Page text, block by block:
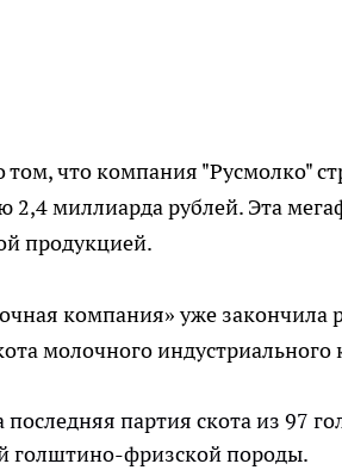
что компания "Русмолко"
2,4 миллиарда рублей. Эта
продукцией.
компания» уже
молочного
последняя партия скота из 97
голштино-фризской породы.